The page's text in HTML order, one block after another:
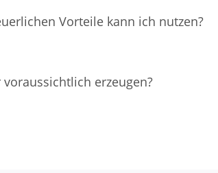
Vorteile kann ich nutzen?
erzeugen?